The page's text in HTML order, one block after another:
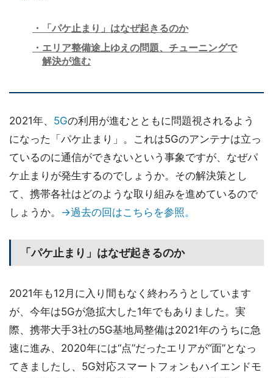
「パケ止まり」はなぜ起きるのか
エリア整備途上ゆえの問題、チューニングで
解決が進む
2021年、 5Gの利用が進むとともに問題視されるよう
になった「パケ止まり」。これは5Gのアンテナは立っ
ているのに通信ができないという事象ですが、なぜパ
ケ止まりが発生するのでしょうか。その解決策とし
て、携帯各社はどのような取り組みを進めているので
しょうか。 →過去の回はこちらを参照。
「パケ止まり」はなぜ起きるのか
2021年も12月に入り間もなく終わろうとしています
が、今年は5Gが急拡大した1年でもありました。実
際、携帯大手3社の5G基地局整備は2021年のうちに急
速に進み、2020年には“点”だったエリアが“面”となっ
てきましたし、5G対応スマートフォンもハイエンドモ